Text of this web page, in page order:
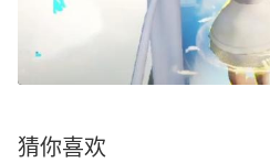
猜你喜欢